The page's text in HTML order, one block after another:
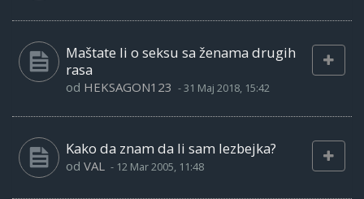
Maštate li o seksu sa ženama drugih
rasa
od HEKSAGON123 -31 Maj 2018, 15:42
Kako da znam da li sam lezbejka?
od VAL - 12 Mar 2005, 11:48